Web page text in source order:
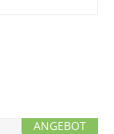
ANGEBOT